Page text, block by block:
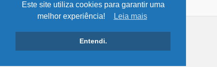
Este site utiliza cookies para garantir uma
melhor experiência!
Leia mais
Entendi.
v. 4.0 / Diocese - Franca - São Paulo